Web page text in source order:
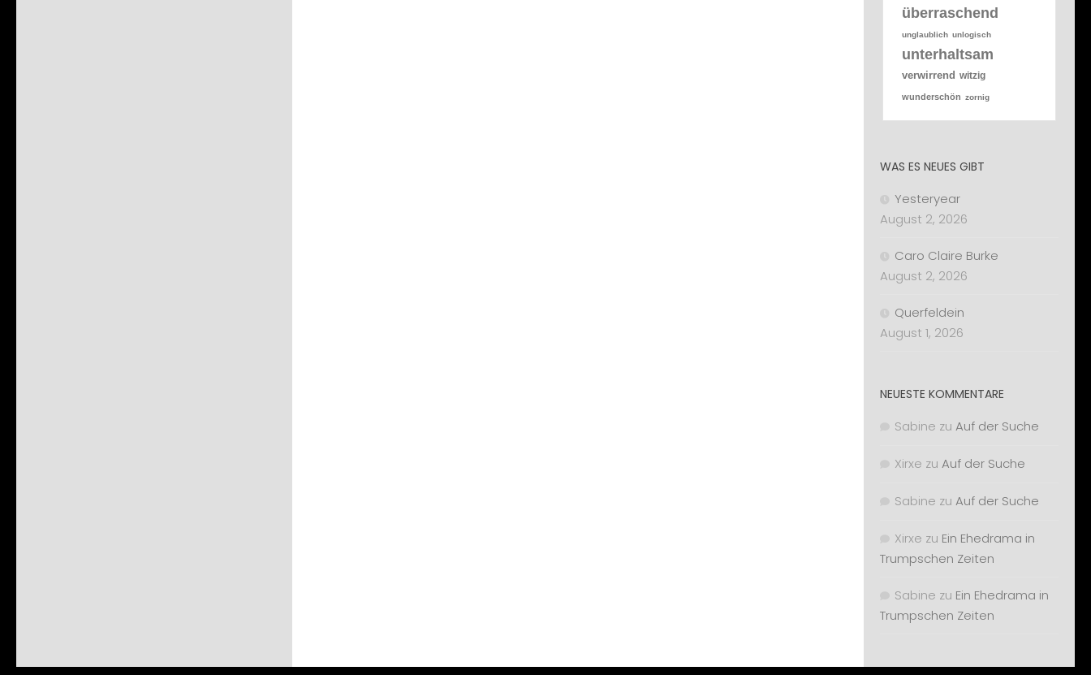
überraschend
unglaublich unlogisch
unterhaltsam
verwirrend witzig
wunderschön zornig
WAS ES NEUES GIBT
Yesteryear
August 2, 2026
Caro Claire Burke
August 2, 2026
Querfeldein
August 1, 2026
NEUESTE KOMMENTARE
Sabine zu Auf der Suche
Xirxe zu Auf der Suche
Sabine zu Auf der Suche
Xirxe zu Ein Ehedrama in
Trumpschen Zeiten
Sabine zu Ein Ehedrama in
Trumpschen Zeiten